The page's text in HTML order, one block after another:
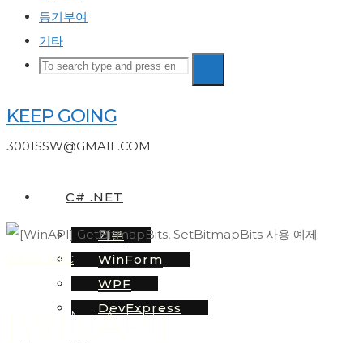
동기부여
기타
Search
Search
KEEP GOING
3001SSW@GMAIL.COM
C# .NET
기본
WinForm
WPF
DevExpress
Win32, MFC
[WINAPI]